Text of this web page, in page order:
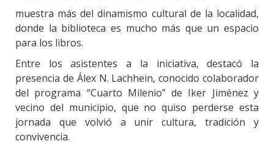
muestra más del dinamismo cultural de la localidad,
donde la biblioteca es mucho más que un espacio
para los libros.
Entre los asistentes a la iniciativa, destacó la
presencia de Álex N. Lachhein, conocido colaborador
del programa “Cuarto Milenio” de Iker Jiménez y
vecino del municipio, que no quiso perderse esta
jornada que volvió a unir cultura, tradición y
convivencia.